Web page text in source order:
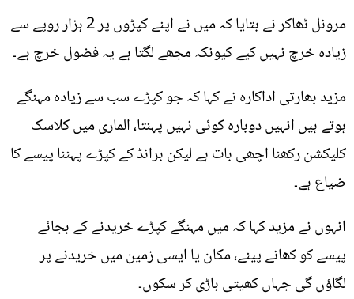
مرونل ٹھاکر نے بتایا کہ میں نے اپنے کپڑوں پر 2 ہزار روپے سے
زیادہ خرچ نہیں کیے کیونکہ مجھے لگتا ہے یہ فضول خرچ ہے۔
مزید بھارتی اداکارہ نے کہا کہ جو کپڑے سب سے زیادہ مہنگے
ہوتے ہیں انہیں دوبارہ کوئی نہیں پہنتا، الماری میں کلاسک
کلیکشن رکھنا اچھی بات ہے لیکن برانڈ کے کپڑے پہننا پیسے کا
ضیاع ہے۔
انہوں نے مزید کہا کہ میں مہنگے کپڑے خریدنے کے بجائے
پیسے کو کھانے پینے، مکان یا ایسی زمین میں خریدنے پر
لگاؤں گی جہاں کھیتی باڑی کر سکوں۔